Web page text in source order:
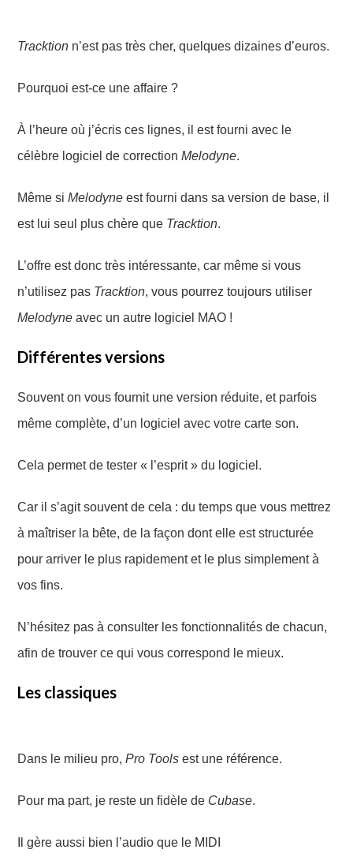
Tracktion n’est pas très cher,quelques dizaines d’euros.
Pourquoi est-ce une affaire ?
À l’heure où j’écris ces lignes, il est fourni avec le
célèbre logiciel de correctionMelodyne.
Même siMelodyne est fourni dans sa version de base, il
est lui seul plus chère que Tracktion.
L’offre est donc très intéressante,car même si vous
n’utilisez pas Tracktion, vous pourrez toujours utiliser
Melodyne avec un autre logiciel MAO !
Différentes versions
Souventon vous fournit une version réduite, et parfois
même complète, d’un logiciel avec votre carte son.
Cela permet de tester « l’esprit » du logiciel.
Car il s’agit souvent de cela : du temps que vous mettrez
à maîtriser la bête, de la façon dont elle est structurée
pour arriver le plus rapidement et le plus simplement à
vos fins.
N’hésitez pas à consulter les fonctionnalités de chacun,
afin de trouver ce qui vous correspond le mieux.
Les classiques
Dans le milieu pro,Pro Tools est une référence.
Pour ma part, je reste un fidèle de Cubase.
gèreaussi bien l’audioque le MIDI